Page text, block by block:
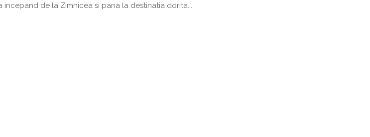
de la Zimnicea si pana la destinatia dorita...